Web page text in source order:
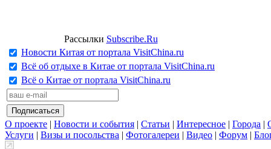
Рассылки Subscribe.Ru
Новости Китая от портала VisitChina.ru
Всё об отдыхе в Китае от портала VisitChina.ru
Всё о Китае от портала VisitChina.ru
О проекте | Новости и события | Статьи | Интересное | Города |
Услуги | Визы и посольства | Фотогалереи | Видео | Форум |